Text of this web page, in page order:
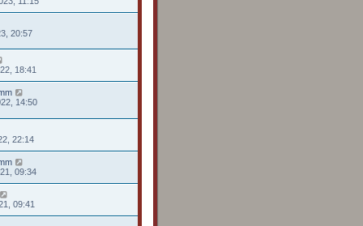
20:57
18:41
14:50
22:14
09:34
09:41